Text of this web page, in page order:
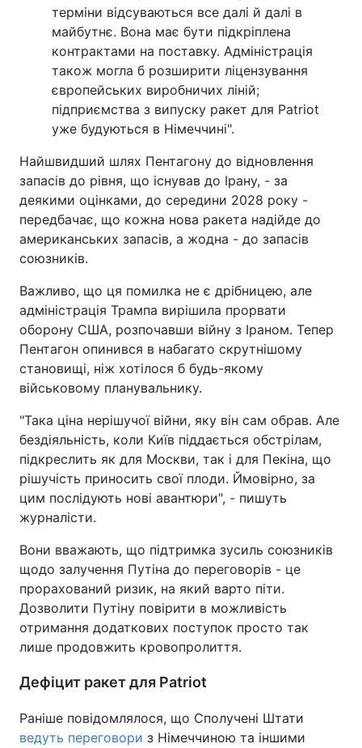
терміни відсуваються все далі й далі в
майбутнє. Вона має бути підкріплена
контрактами на поставку. Адміністрація
також могла б розширити ліцензування
європейських виробничих ліній;
підприємства з випуску ракет для Patriot
уже будуються в Німеччині".
Найшвидший шлях Пентагону до відновлення
запасів до рівня, що існував до Ірану, - за
деякими оцінками, до середини 2028 року -
передбачає, що кожна нова ракета надійде до
американських запасів, а жодна - до запасів
союзників.
Важливо, що ця помилка не є дрібницею, але
адміністрація Трампа вирішила прорвати
оборону США, розпочавши війну з Іраном. Тепер
Пентагон опинився в набагато скрутнішому
становищі, ніж хотілося б будь-якому
військовому планувальнику.
"Така ціна нерішучої війни, яку він сам обрав. Але
бездіяльність, коли Київ піддається обстрілам,
підкреслить як для Москви, так і для Пекіна, що
рішучість приносить свої плоди. Ймовірно, за
цим послідують нові авантюри", - пишуть
журналісти.
Вони вважають, що підтримка зусиль союзників
щодо залучення Путіна до переговорів - це
прорахований ризик, на який варто піти.
Дозволити Путіну повірити в можливість
отримання додаткових поступок просто так
лише продовжить кровопролиття.
Дефіцит ракет для Patriot
Раніше повідомлялося, що Сполучені Штати
ведуть переговори з Німеччиною та іншими